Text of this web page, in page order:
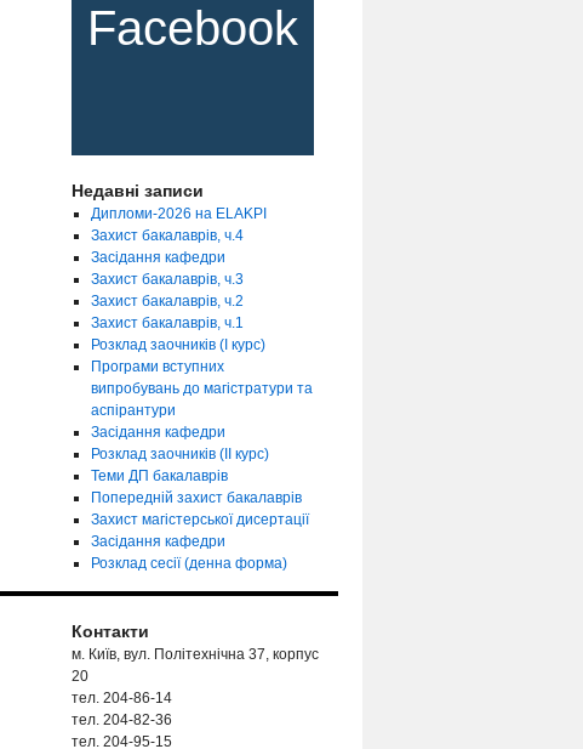
Facebook
Недавні записи
Дипломи-2026 на ELAKPI
Захист бакалаврів, ч.4
Засідання кафедри
Захист бакалаврів, ч.3
Захист бакалаврів, ч.2
Захист бакалаврів, ч.1
Розклад заочників (І курс)
Програми вступних
випробувань до магістратури та
аспірантури
Засідання кафедри
Розклад заочників (ІІ курс)
Теми ДП бакалаврів
Попередній захист бакалаврів
Захист магістерської дисертації
Засідання кафедри
Розклад сесії (денна форма)
Контакти
м. Київ, вул. Політехнічна 37, корпус
20
тел. 204-86-14
тел. 204-82-36
тел. 204-95-15